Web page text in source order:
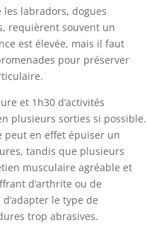
labradors, dogues
requièrent souvent un
est élevée, mais il faut
pour préserver
et 1h30 d’activités
plusieurs sorties si possible.
peut en effet épuiser un
tandis que plusieurs
musculaire agréable et
d’arthrite ou de
le type de
trop abrasives.